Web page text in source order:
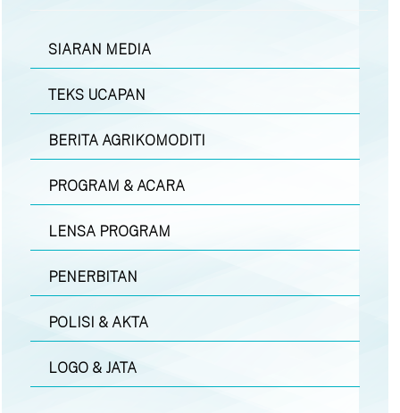
SIARAN MEDIA
TEKS UCAPAN
BERITA AGRIKOMODITI
PROGRAM & ACARA
LENSA PROGRAM
PENERBITAN
POLISI & AKTA
LOGO & JATA